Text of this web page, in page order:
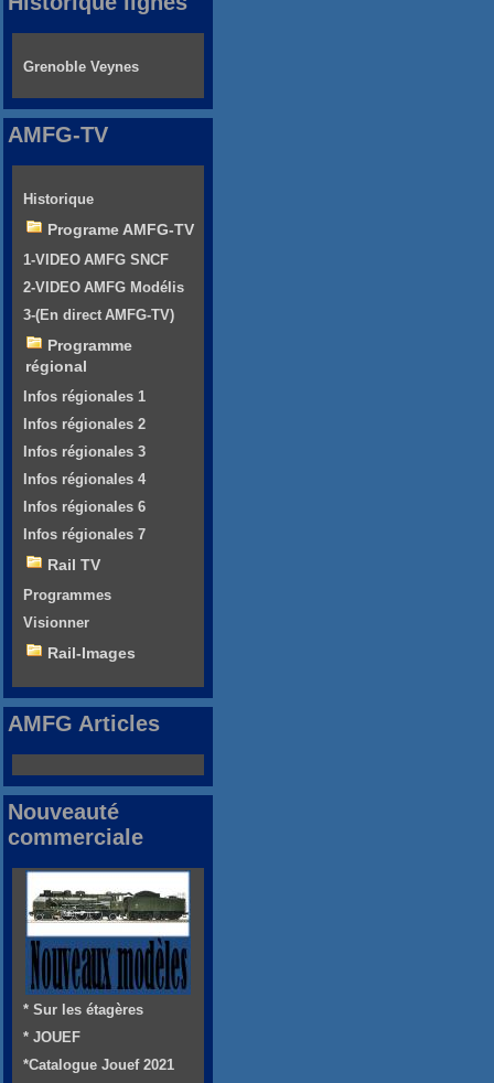
Grenoble Veynes
AMFG-TV
Historique
Programe AMFG-TV
1-VIDEO AMFG SNCF
2-VIDEO AMFG Modélis
3-(En direct AMFG-TV)
Programme
régional
Infos régionales 1
Infos régionales 2
Infos régionales 3
Infos régionales 4
Infos régionales 6
Infos régionales 7
Rail TV
Programmes
Visionner
Rail-Images
AMFG Articles
Nouveauté
commerciale
* Sur les étagères
* JOUEF
*Catalogue Jouef 2021